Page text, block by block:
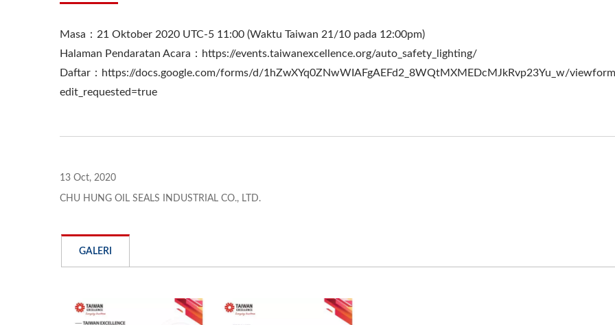
Masa：21 Oktober 2020 UTC-5 11:00 (Waktu Taiwan 21/10 pada 12:00pm)
Halaman Pendaratan Acara：https://events.taiwanexcellence.org/auto_safety_lighting/
Daftar：https://docs.google.com/forms/d/1hZwXYq0ZNwWIAFgAEFd2_8WQtMXMEDcMJkRvp23Yu_w/
edit_requested=true
13 Oct, 2020
CHU HUNG OIL SEALS INDUSTRIAL CO., LTD.
GALERI